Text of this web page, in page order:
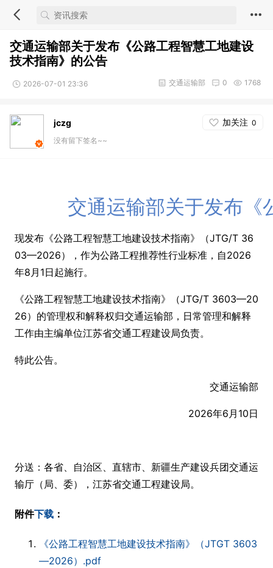
交通运输部关于发布《公路工程智慧工地建设
技术指南》的公告
2026-07-01 23:36 1768
0
交通运输部
jczg 加关注 0
没有留下签名~~
交通运输部关于发布《
现发布《公路工程智慧工地建设技术指南》（JTG/T 36
03—2026），作为公路工程推荐性行业标准，自2026
年8月1日起施行。
《公路工程智慧工地建设技术指南》（JTG/T 3603—20
26）的管理权和解释权归交通运输部，日常管理和解释
工作由主编单位江苏省交通工程建设局负责。
特此公告。
交通运输部
2026年6月10日
分送：各省、自治区、直辖市、新疆生产建设兵团交通运
输厅（局、委），江苏省交通工程建设局。
附件下载 ：
《公路工程智慧工地建设技术指南》（JTGT 3603
—2026）.pdf